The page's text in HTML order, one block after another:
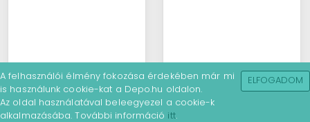
A felhasználói élmény fokozása érdekében már mi
is használunk cookie-kat a Depo.hu oldalon.
Az oldal használatával beleegyezel a cookie-k
alkalmazásába. További információ itt.
ELFOGADOM